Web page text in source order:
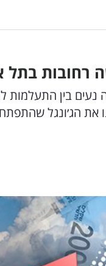
בתל
נעים בין התעלמות
את הג׳ונגל